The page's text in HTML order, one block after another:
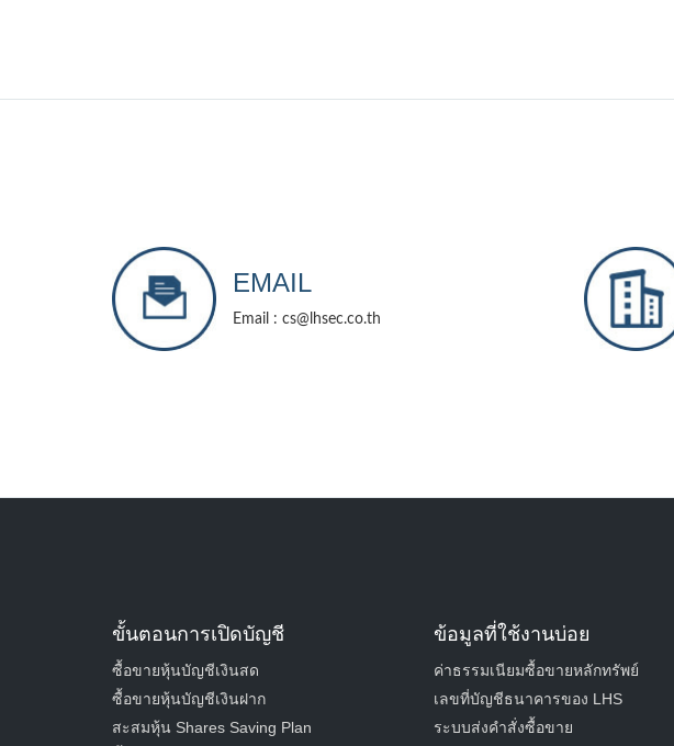
EMAIL
Email : cs@lhsec.co.th
Name
ขั้นตอนการเปิดบัญชี
ซื้อขายหุ้นบัญชีเงินสด
ซื้อขายหุ้นบัญชีเงินฝาก
สะสมหุ้น Shares Saving Plan
ข้อมูลที่ใช้งานบ่อย
ค่าธรรมเนียมซื้อขายหลักทรัพย์
เลขที่บัญชีธนาคารของ LHS
ระบบส่งคำสั่งซื้อขาย